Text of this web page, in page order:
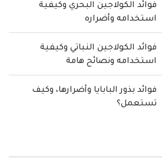
فوائد الكولاجين البحري وكيفية
استخدامه وأضراره
فوائد الكولاجين النباتي وكيفية
استخدامه ونصائح هامة
فوائد بذور البابايا وأضرارها، وكيف
تستعمل؟